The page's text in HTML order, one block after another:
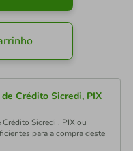
Crédito Sicredi, PIX
Sicredi , PIX ou
para a compra deste